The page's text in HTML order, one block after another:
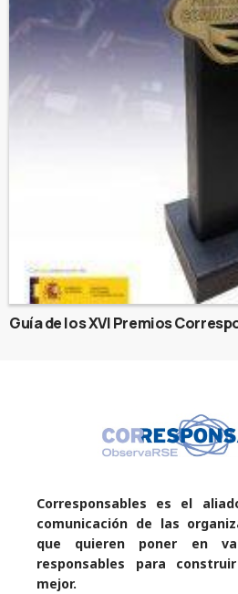
Guía de los XVI Premios
Corresponsables es el
comunicación de las
que quieren poner en
responsables para
mejor.